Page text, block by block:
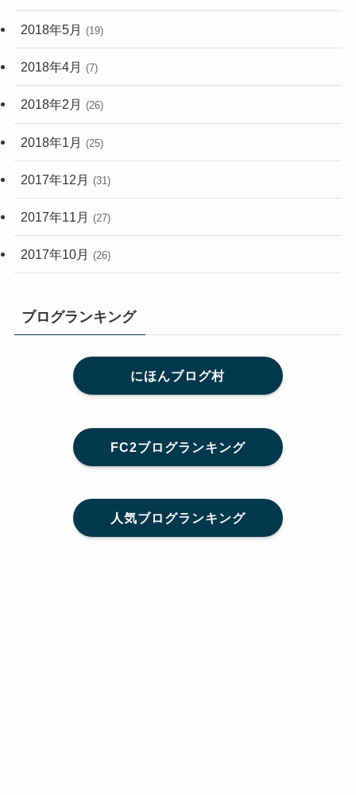
2018年5月 (19)
2018年4月 (7)
2018年2月 (26)
2018年1月 (25)
2017年12月 (31)
2017年11月 (27)
2017年10月 (26)
ブログランキング
にほんブログ村
FC2ブログランキング
人気ブログランキング